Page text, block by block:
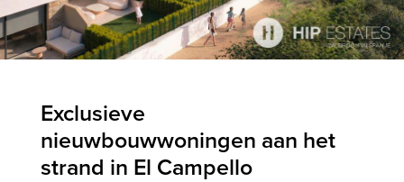
Exclusieve
nieuwbouwwoningen aan het
strand in El Campello